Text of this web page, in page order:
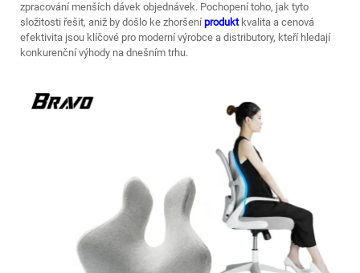
zpracování menších dávek objednávek. Pochopení toho, jak tyto
složitosti řešit, aniž by došlo ke zhoršeníprodukt kvalita a cenová
efektivita jsou klíčové pro moderní výrobce a distributory, kteří hledají
konkurenční výhody na dnešním trhu.